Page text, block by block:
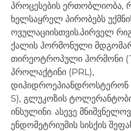
პროცესების ერთობლიობა,
ხელსაყრელ პირობებს
ოვულაციისთვის.პირველ
ქალის ჰორმონული
თირეოტროპული ჰორმონი
პროლაქტინი (PRL),
S), გლუკოზის
ინსულინი. ასევე
ენდომეტრიუმის სისქის